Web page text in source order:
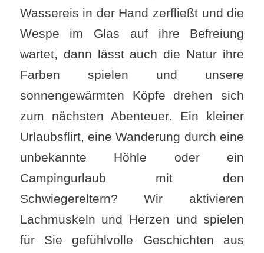
Wassereis in der Hand zerfließt und die
Wespe im Glas auf ihre Befreiung
wartet, dann lässt auch die Natur ihre
Farben spielen und unsere
sonnengewärmten Köpfe drehen sich
zum nächsten Abenteuer. Ein kleiner
Urlaubsflirt, eine Wanderung durch eine
unbekannte Höhle oder ein
Campingurlaub mit den
Schwiegereltern? Wir aktivieren
Lachmuskeln und Herzen und spielen
für Sie gefühlvolle Geschichten aus